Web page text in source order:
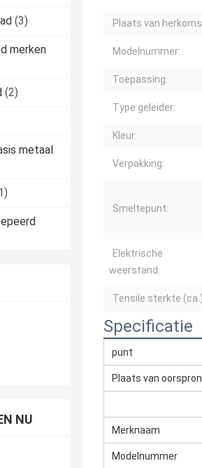
(3)
merken
(2)
metaal
NU
Plaats van
Modelnummer:
Toepassing:
Type geleider:
Kleur:
Verpakking:
Smeltepunt:
Elektrische
weerstand:
Tensile sterkte
Specificatie
punt
Plaats van
Merknaam
Modelnummer